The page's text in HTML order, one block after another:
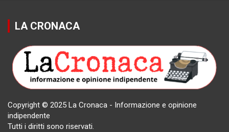
LA CRONACA
Copyright © 2025 La Cronaca - Informazione e opinione
indipendente
Tutti i diritti sono riservati.